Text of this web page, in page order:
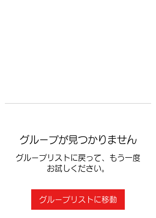
グループが見つかりません
グループリストに戻って、もう一度
お試しください。
グループリストに移動